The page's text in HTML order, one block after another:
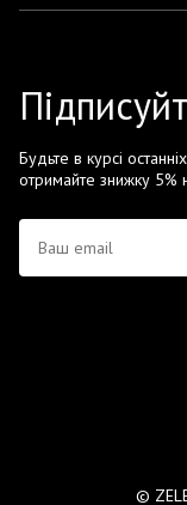
Будьте в курсі
отримайте знижку 5%
©